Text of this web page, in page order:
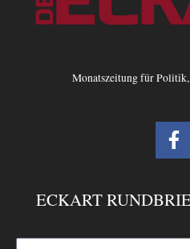
Monatszeitung für
F
a
b
o
ECKART